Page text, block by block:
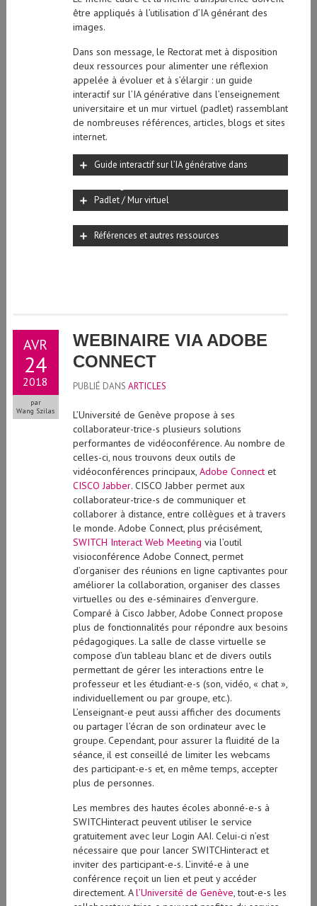
être appliqués à l’utilisation d’IA générant des
images.
Dans son message, le Rectorat met à disposition
deux ressources pour alimenter une réflexion
appelée à évoluer et à s’élargir : un guide
interactif sur l’IA générative dans l’enseignement
universitaire et un mur virtuel (padlet) rassemblant
de nombreuses références, articles, blogs et sites
internet.
Guide interactif sur l’IA générative dans
Padlet / Mur virtuel
Références et autres ressources
AVR
24
2018
par
Wang Szilas
WEBINAIRE VIA ADOBE
CONNECT
PUBLIÉ DANS ARTICLES
L’Université de Genève propose à ses
collaborateur-trice-s plusieurs solutions
performantes de vidéoconférence. Au nombre de
celles-ci, nous trouvons deux outils de
vidéoconférences principaux, Adobe Connectet
CISCO Jabber. CISCO Jabber permet aux
collaborateur-trice-s de communiquer et
collaborer à distance, entre collègues et à travers
le monde. Adobe Connect, plus précisément,
SWITCH Interact Web Meeting via l’outil
visioconférence Adobe Connect, permet
d’organiser des réunions en ligne captivantes pour
améliorer la collaboration, organiser des classes
virtuelles ou des e-séminaires d’envergure.
Comparé à Cisco Jabber, Adobe Connect propose
plus de fonctionnalités pour répondre aux besoins
pédagogiques. La salle de classe virtuelle se
compose d’un tableau blanc et de divers outils
permettant de gérer les interactions entre le
professeur et les étudiant-e-s (son, vidéo, « chat »,
individuellement ou par groupe, etc.).
L’enseignant-e peut aussi afficher des documents
ou partager l’écran de son ordinateur avec le
groupe. Cependant, pour assurer la fluidité de la
séance, il est conseillé de limiter les webcams
des participant-e-s et, en même temps, accepter
plus de personnes.
Les membres des hautes écoles abonné-e-s à
SWITCHinteract peuvent utiliser le service
gratuitement avec leur Login AAI. Celui-ci n’est
nécessaire que pour lancer SWITCHinteract et
inviter des participant-e-s. L’invité-e à une
conférence reçoit un lien et peut y accéder
directement. Al’Université de Genève, tout-e-s les